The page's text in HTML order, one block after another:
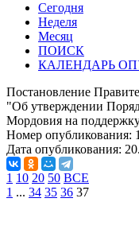
Сегодня
Неделя
Месяц
ПОИСК
КАЛЕНДАРЬ
Постановление
"Об утверждении
Мордовия на
Номер опубликования:
Дата опубликования:
1 10 20 50 ВСЕ
1 ... 34 35 36 37